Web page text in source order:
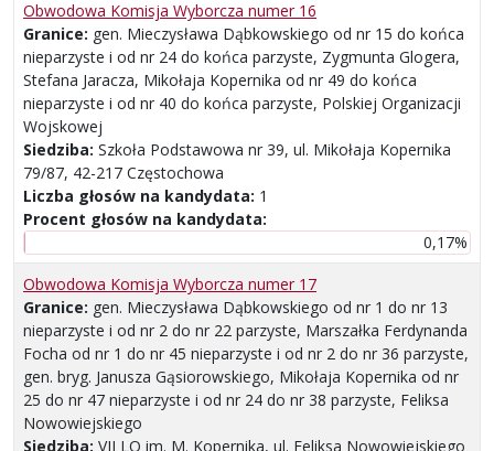
Obwodowa Komisja Wyborcza numer 16
Granice: gen. Mieczysława Dąbkowskiego od nr 15 do końca
nieparzyste i od nr 24 do końca parzyste, Zygmunta Glogera,
Stefana Jaracza, Mikołaja Kopernika od nr 49 do końca
nieparzyste i od nr 40 do końca parzyste, Polskiej Organizacji
Wojskowej
Siedziba: Szkoła Podstawowa nr 39, ul. Mikołaja Kopernika
79/87, 42-217 Częstochowa
Liczba głosów na kandydata: 1
Procent głosów na kandydata:
0,17%
Obwodowa Komisja Wyborcza numer 17
Granice: gen. Mieczysława Dąbkowskiego od nr 1 do nr 13
nieparzyste i od nr 2 do nr 22 parzyste, Marszałka Ferdynanda
Focha od nr 1 do nr 45 nieparzyste i od nr 2 do nr 36 parzyste,
gen. bryg. Janusza Gąsiorowskiego, Mikołaja Kopernika od nr
25 do nr 47 nieparzyste i od nr 24 do nr 38 parzyste, Feliksa
Nowowiejskiego
Siedziba: VII LO im. M. Kopernika, ul. Feliksa Nowowiejskiego